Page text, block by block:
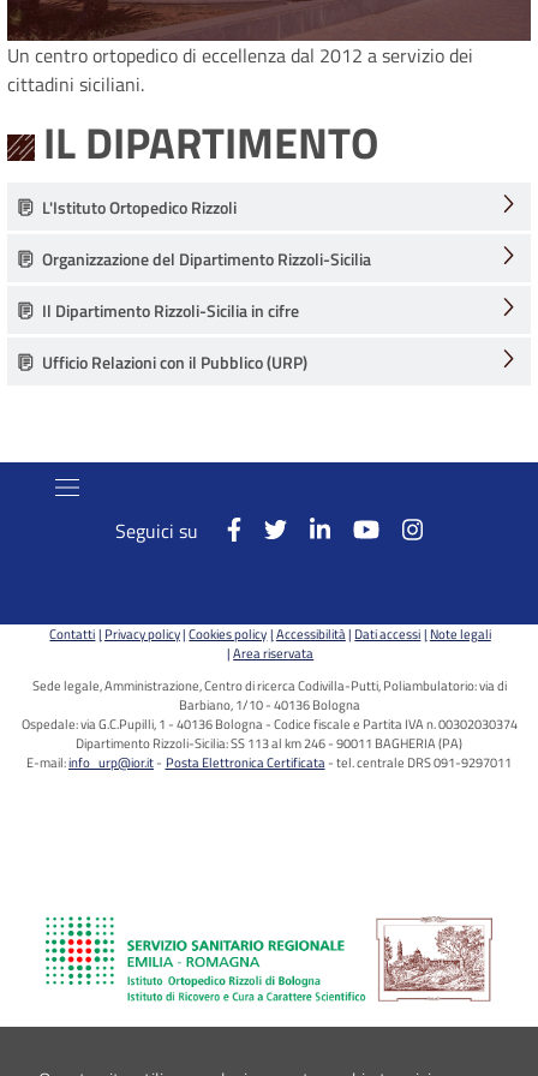
Un centro ortopedico di eccellenza dal 2012 a servizio dei
cittadini siciliani.
IL DIPARTIMENTO
L'Istituto Ortopedico Rizzoli
Organizzazione del Dipartimento Rizzoli-Sicilia
Il Dipartimento Rizzoli-Sicilia in cifre
Ufficio Relazioni con il Pubblico (URP)
Seguici su
Contatti Privacy policy Cookies policy Accessibilità Dati accessi Note legali
Area riservata
Sede legale, Amministrazione, Centro di ricerca Codivilla-Putti, Poliambulatorio: via di
Barbiano, 1/10 - 40136 Bologna
Ospedale: via G.C.Pupilli, 1 - 40136 Bologna - Codice fiscale e Partita IVA n. 00302030374
Dipartimento Rizzoli-Sicilia: SS 113 al km 246 - 90011 BAGHERIA (PA)
E-mail:info_urp@ior.it Posta Elettronica Certificata tel. centrale DRS 091-9297011